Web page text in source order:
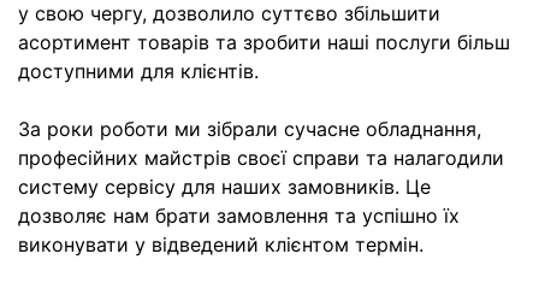
у свою чергу, дозволило суттєво збільшити
асортимент товарів та зробити наші послуги більш
доступними для клієнтів.
За роки роботи ми зібрали сучасне обладнання,
професійних майстрів своєї справи та налагодили
систему сервісу для наших замовників. Це
дозволяє нам брати замовлення та успішно їх
виконувати у відведений клієнтом термін.